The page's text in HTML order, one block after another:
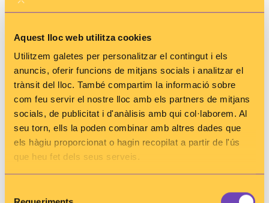
Aquest lloc web utilitza cookies
Utilitzem galetes per personalitzar el contingut i els
anuncis, oferir funcions de mitjans socials i analitzar el
trànsit del lloc. També compartim la informació sobre
com feu servir el nostre lloc amb els partners de mitjans
socials, de publicitat i d'anàlisis amb qui col·laborem. Al
seu torn, ells la poden combinar amb altres dades que
els hàgiu proporcionat o hagin recopilat a partir de l'ús
que heu fet dels seus serveis.
seguiment d’una malaltia crònica o ajustar un
d’aquestes mostres implica la intervenció
coordinada de diferents àrees i tecnologies.
Ens endinsem en el procés d’anàlisis clíniques
començant per l’Àrea de Preanalítica fins a les
seccions d’alta complexitat i especialització com
cromatografia i espectrometria de masses,
passant per bioquímica, immunologia, hematologia i
hemostàsia, biologia molecular i microbiologia.
Al llarg del seu recorregut, una mateixa mostra pot
passar per diverses àrees, segons les necessitats